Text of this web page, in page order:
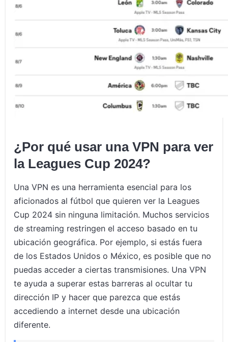
¿Por qué usar una VPN para ver
la Leagues Cup 2024?
Una VPN es una herramienta esencial para los
aficionados al fútbol que quieren ver la Leagues
Cup 2024 sin ninguna limitación. Muchos servicios
de streaming restringen el acceso basado en tu
ubicación geográfica. Por ejemplo, si estás fuera
de los Estados Unidos o México, es posible que no
puedas acceder a ciertas transmisiones. Una VPN
te ayuda a superar estas barreras al ocultar tu
dirección IP y hacer que parezca que estás
accediendo a internet desde una ubicación
diferente.